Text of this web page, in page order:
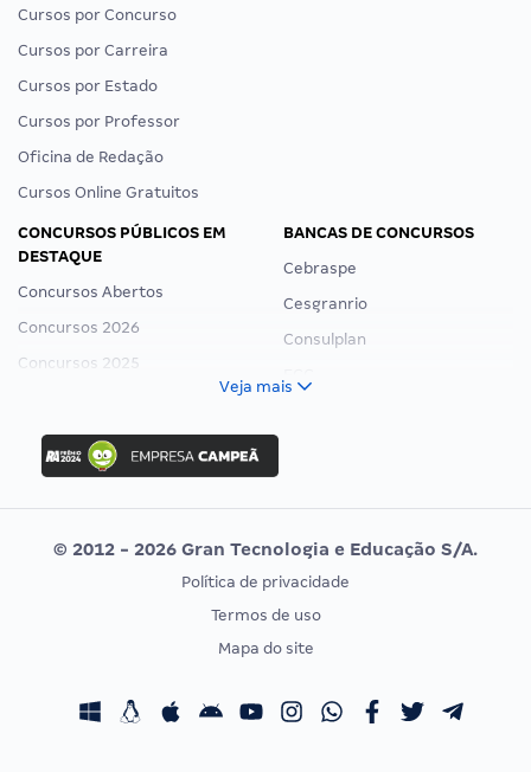
Cursos por Concurso
Cursos por Carreira
Cursos por Estado
Cursos por Professor
Oficina de Redação
Cursos Online Gratuitos
CONCURSOS PÚBLICOS EM
DESTAQUE
Concursos Abertos
Concursos 2026
Concursos 2025
Concurso Ibama
Concurso MPU
Editais publicados
BANCAS DE CONCURSOS
Cebraspe
Cesgranrio
Consulplan
Vunesp
CONCURSOS POR PROFISSÃO
Concursos Fiscais
EXAME DE ORDEM
Calendário OAB
Veja mais
© 2012 - 2026 Gran Tecnologia e Educação S/A.
Política de privacidade
Termos de uso
Mapa do site